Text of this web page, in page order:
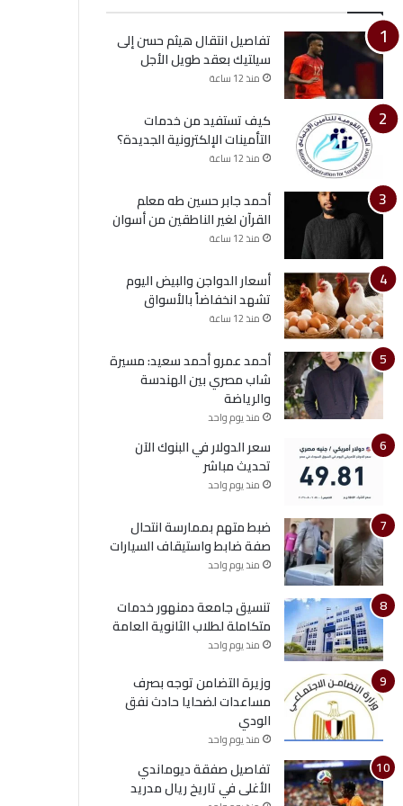
تفاصيل انتقال هيثم حسن إلى
سيلتيك بعقد طويل الأجل
منذ 12 ساعة
كيف تستفيد من خدمات
التأمينات الإلكترونية الجديدة؟
منذ 12 ساعة
أحمد جابر حسين طه معلم
القرآن لغير الناطقين من أسوان
منذ 12 ساعة
أسعار الدواجن والبيض اليوم
تشهد انخفاضاً بالأسواق
منذ 12 ساعة
أحمد عمرو أحمد سعيد: مسيرة
شاب مصري بين الهندسة
والرياضة
منذ يوم واحد
سعر الدولار في البنوك الآن
تحديث مباشر
منذ يوم واحد
ضبط متهم بممارسة انتحال
صفة ضابط واستيقاف السيارات
منذ يوم واحد
تنسيق جامعة دمنهور خدمات
متكاملة لطلاب الثانوية العامة
منذ يوم واحد
وزيرة التضامن توجه بصرف
مساعدات لضحايا حادث نفق
الودي
منذ يوم واحد
تفاصيل صفقة ديوماندي
الأغلى في تاريخ ريال مدريد